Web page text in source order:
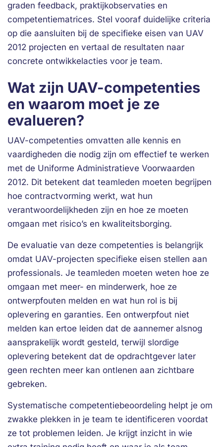
graden feedback, praktijkobservaties en
competentiematrices. Stel vooraf duidelijke criteria
op die aansluiten bij de specifieke eisen van UAV
2012 projecten en vertaal de resultaten naar
concrete ontwikkelacties voor je team.
Wat zijn UAV-competenties
en waarom moet je ze
evalueren?
UAV-competenties omvatten alle kennis en
vaardigheden die nodig zijn om effectief te werken
met de Uniforme Administratieve Voorwaarden
2012. Dit betekent dat teamleden moeten begrijpen
hoe contractvorming werkt, wat hun
verantwoordelijkheden zijn en hoe ze moeten
omgaan met risico’s en kwaliteitsborging.
De evaluatie van deze competenties is belangrijk
omdat UAV-projecten specifieke eisen stellen aan
professionals. Je teamleden moeten weten hoe ze
omgaan met meer- en minderwerk, hoe ze
ontwerpfouten melden en wat hun rol is bij
oplevering en garanties. Een ontwerpfout niet
melden kan ertoe leiden dat de aannemer alsnog
aansprakelijk wordt gesteld, terwijl slordige
oplevering betekent dat de opdrachtgever later
geen rechten meer kan ontlenen aan zichtbare
gebreken.
Systematische competentiebeoordeling helpt je om
zwakke plekken in je team te identificeren voordat
ze tot problemen leiden. Je krijgt inzicht in wie